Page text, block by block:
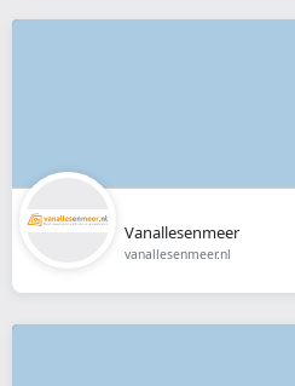
Vanallesenmeer
vanallesenmeer.nl